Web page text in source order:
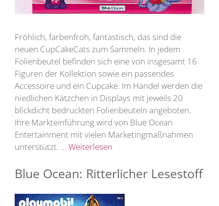
Fröhlich, farbenfroh, fantastisch, das sind die
neuen CupCakeCats zum Sammeln. In jedem
Folienbeutel befinden sich eine von insgesamt 16
Figuren der Kollektion sowie ein passendes
Accessoire und ein Cupcake. Im Handel werden die
niedlichen Kätzchen in Displays mit jeweils 20
blickdicht bedruckten Folienbeuteln angeboten.
Ihre Markteinführung wird von Blue Ocean
Entertainment mit vielen Marketingmaßnahmen
unterstützt. … Weiterlesen
Blue Ocean: Ritterlicher Lesestoff